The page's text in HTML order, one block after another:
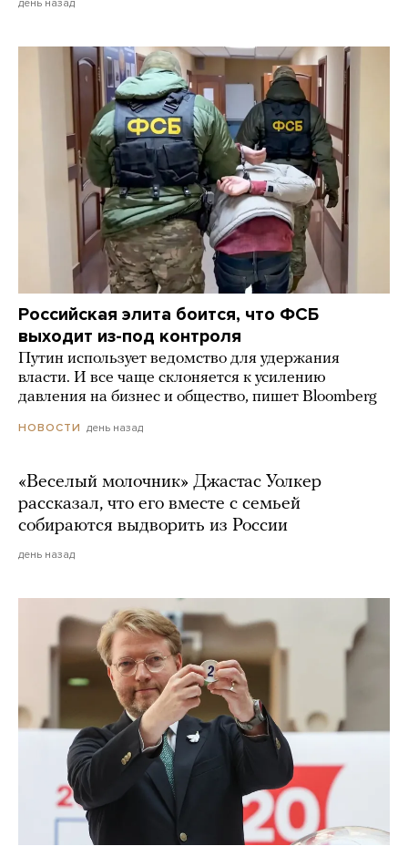
Российская элита боится, что ФСБ
выходит из-под контроля
Путин использует ведомство для удержания
власти. И все чаще склоняется к усилению
давления на бизнес и общество, пишет Bloomberg
НОВОСТИ день назад
«Веселый молочник» Джастас Уолкер
рассказал, что его вместе с семьей
собираются выдворить из России
день назад